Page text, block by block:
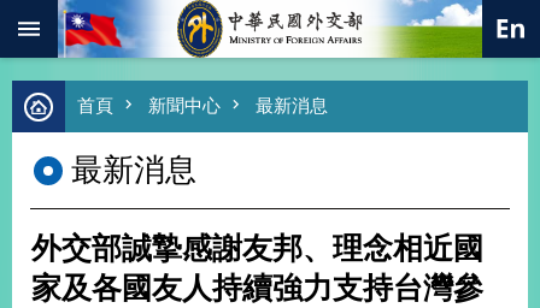
跳到主要內容區塊
進
階
尋
熱
首頁 新聞中心 最新消息
最新消息
外交部誠摯感謝友邦、理念相近國
家及各國友人持續強力支持台灣參